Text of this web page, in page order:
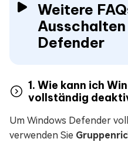
Weitere
Defender
1. Wie kann ich
vollständig
Um Windows Defender
verwenden Sie